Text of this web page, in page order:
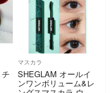
マスカラ
SHEGLAM オールイ
ンワンボリューム&レ